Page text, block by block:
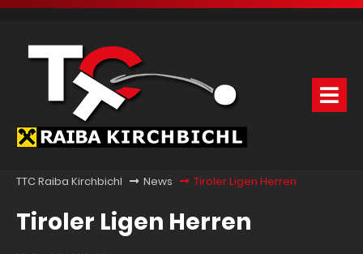
TTC Raiba Kirchbichl News Tiroler Ligen Herren
Tiroler Ligen Herren